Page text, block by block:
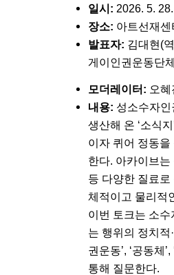
일시: 2026. 5.
장소: 아트선재센
발표자: 김대현(
게이인권운동단
모더레이터: 오
내용: 성소수자
생산해 온 ‘소식
이자 퀴어 정동
한다. 아카이브
등 다양한 질료
체적이고 물리적
이번 토크는 소
는 행위의 정치적
권운동’, ‘공동체
통해 질문한다.